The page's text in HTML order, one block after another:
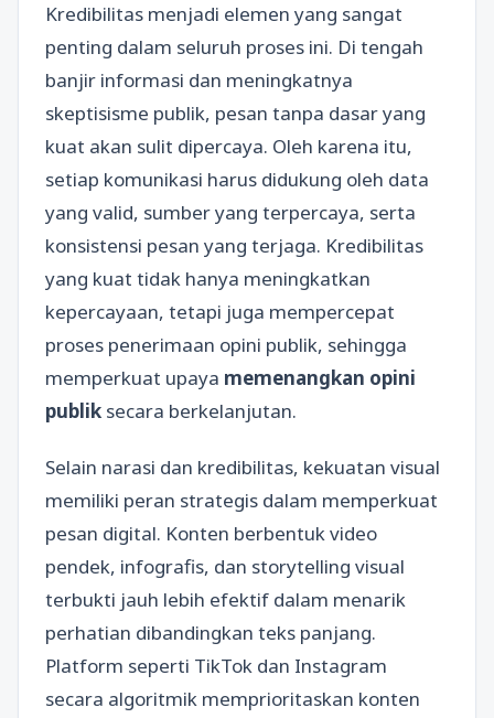
Kredibilitas menjadi elemen yang sangat
penting dalam seluruh proses ini. Di tengah
banjir informasi dan meningkatnya
skeptisisme publik, pesan tanpa dasar yang
kuat akan sulit dipercaya. Oleh karena itu,
setiap komunikasi harus didukung oleh data
yang valid, sumber yang terpercaya, serta
konsistensi pesan yang terjaga. Kredibilitas
yang kuat tidak hanya meningkatkan
kepercayaan, tetapi juga mempercepat
proses penerimaan opini publik, sehingga
memperkuat upaya memenangkan opini
publik secara berkelanjutan.
Selain narasi dan kredibilitas, kekuatan visual
memiliki peran strategis dalam memperkuat
pesan digital. Konten berbentuk video
pendek, infografis, dan storytelling visual
terbukti jauh lebih efektif dalam menarik
perhatian dibandingkan teks panjang.
Platform seperti TikTok dan Instagram
secara algoritmik memprioritaskan konten